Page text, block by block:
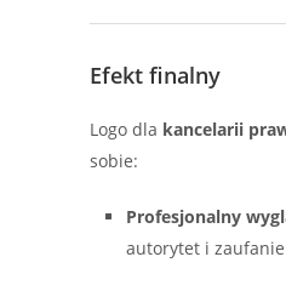
Efekt finalny
Logo dla kancelarii
sobie:
Profesjonalny
autorytet i